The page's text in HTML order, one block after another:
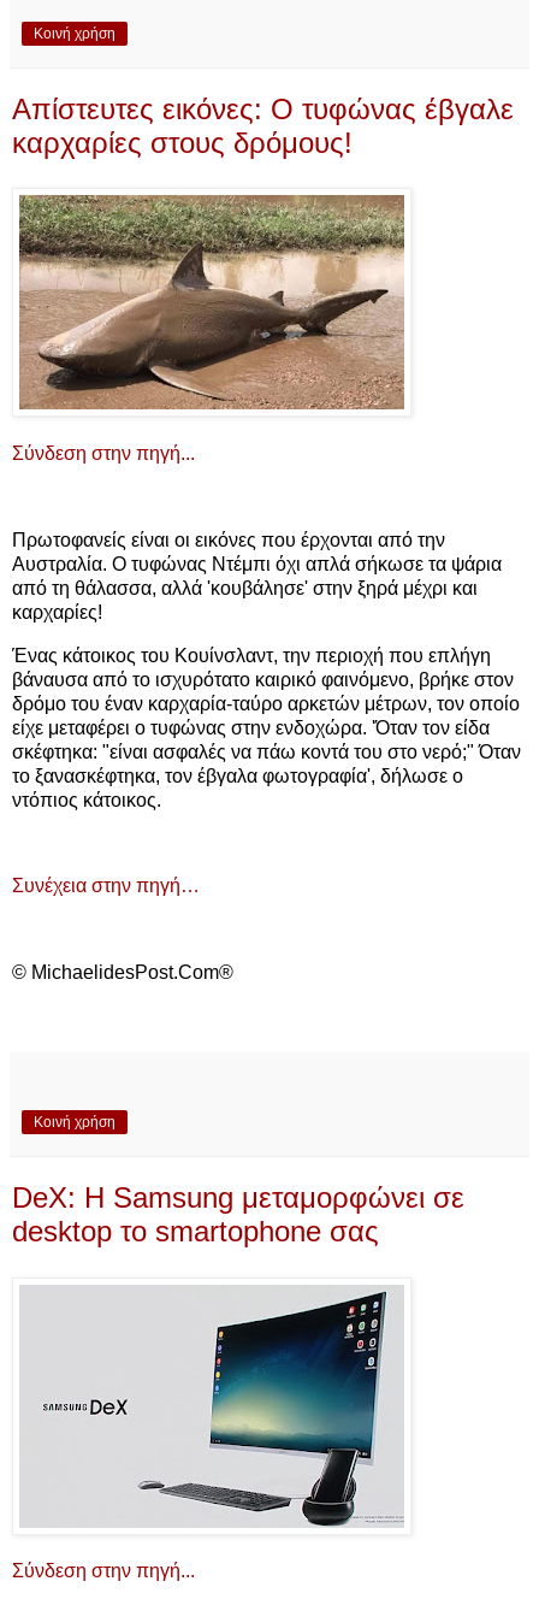
Κοινή χρήση
Απίστευτες εικόνες: Ο τυφώνας έβγαλε
καρχαρίες στους δρόμους!
Σύνδεση στην πηγή...
Πρωτοφανείς είναι οι εικόνες που έρχονται από την
Αυστραλία. Ο τυφώνας Ντέμπι όχι απλά σήκωσε τα ψάρια
από τη θάλασσα, αλλά 'κουβάλησε' στην ξηρά μέχρι και
καρχαρίες!
Ένας κάτοικος του Κουίνσλαντ, την περιοχή που επλήγη
βάναυσα από το ισχυρότατο καιρικό φαινόμενο, βρήκε στον
δρόμο του έναν καρχαρία-ταύρο αρκετών μέτρων, τον οποίο
είχε μεταφέρει ο τυφώνας στην ενδοχώρα. 'Όταν τον είδα
σκέφτηκα: "είναι ασφαλές να πάω κοντά του στο νερό;" Όταν
το ξανασκέφτηκα, τον έβγαλα φωτογραφία', δήλωσε ο
ντόπιος κάτοικος.
Συνέχεια στην πηγή…
© MichaelidesPost.Com®
Κοινή χρήση
DeX: Η Samsung μεταμορφώνει σε
desktop το smartophone σας
Σύνδεση στην πηγή...